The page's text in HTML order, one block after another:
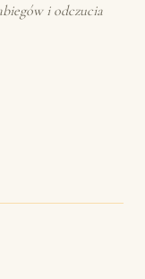
i odczucia